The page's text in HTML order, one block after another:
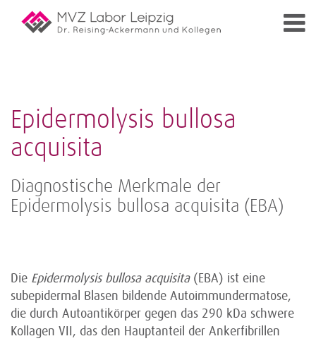
Epidermolysis bullosa
acquisita
Diagnostische Merkmale der
Epidermolysis bullosa acquisita (EBA)
Die Epidermolysis bullosa acquisita(EBA) ist eine
subepidermal Blasen bildende Autoimmundermatose,
die durch Autoantikörper gegen das 290 kDa schwere
Kollagen VII, das den Hauptanteil der Ankerfibrillen